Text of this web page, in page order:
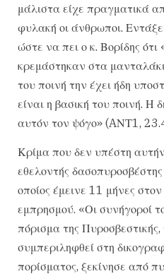
μάλιστα είχε πραγματικά
φυλακή οι άνθρωποι.
ώστε να πει ο κ. Βορίδης ότι
κρεμάστηκαν στα
του ποινή την έχει ήδη
είναι η βασική του ποινή. Η
αυτόν τον ψόγο» (AΝΤ1,
Κρίμα που δεν υπέστη
εθελοντής
οποίος έμεινε 11 μήνες
εμπρησμού. «Οι συνήγοροί
πόρισμα της Πυροσβεστικής,
συμπεριληφθεί στη
πορίσματος, ξεκίνησε από